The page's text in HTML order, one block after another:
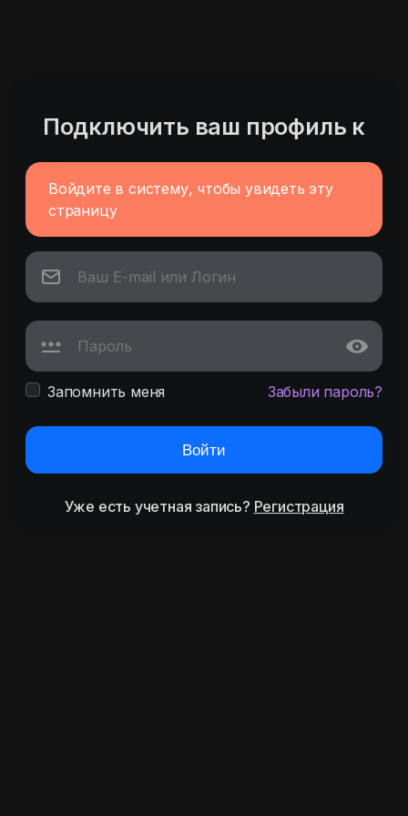
Подключить ваш профиль к
Войдите в систему, чтобы увидеть эту
страницу
Запомнить меня Забыли пароль?
Войти
Уже есть учетная запись? Регистрация